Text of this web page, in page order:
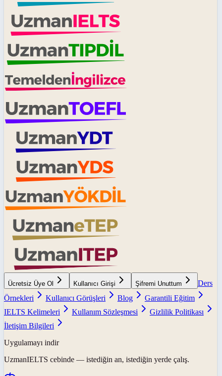
Ücretsiz Üye Ol Kullanıcı Girişi Şifremi Unuttum
Ders
Örnekleri
Kullanıcı Görüşleri Blog
Garantili Eğitim
IELTS Kelimeleri
Kullanım Sözleşmesi
Gizlilik Politikası
İletişim Bilgileri
Uygulamayı indir
UzmanIELTS cebinde — istediğin an, istediğin yerde çalış.